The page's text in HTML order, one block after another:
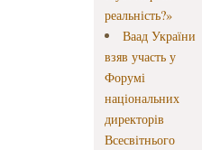
реальність?»
Ваад України
взяв участь у
Форумі
національних
директорів
Всесвітнього